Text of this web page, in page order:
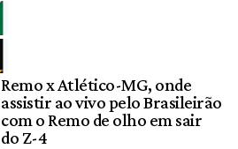
Remo x Atlético-MG, onde
assistir ao vivo pelo Brasileirão
com o Remo de olho em sair
do Z-4